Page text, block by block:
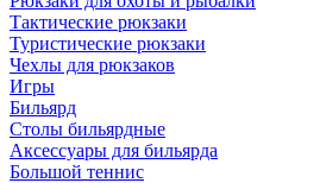
Тактические рюкзаки
Туристические рюкзаки
Чехлы для рюкзаков
Игры
Бильярд
Столы бильярдные
Аксессуары для бильярда
Большой теннис